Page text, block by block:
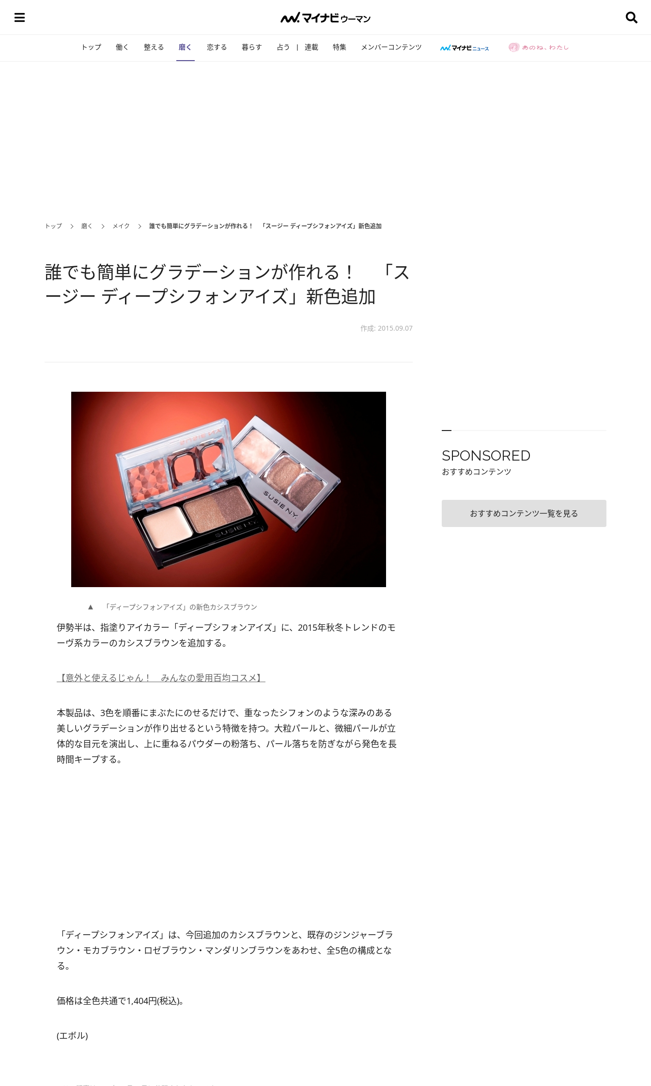
トップ 働く 整える 磨く 恋する 暮らす 占う 連載 特集 メンバーコンテンツ
トップ 磨く メイク 誰でも簡単にグラデーションが作れる！ 「スージー ディープシフォンアイズ」新色追加
誰でも簡単にグラデーションが作れる！ 「ス
ージー ディープシフォンアイズ」新色追加
作成: 2015.09.07
「ディープシフォンアイズ」の新色カシスブラウン
伊勢半は、指塗りアイカラー「ディープシフォンアイズ」に、2015年秋冬トレンドのモ
ーヴ系カラーのカシスブラウンを追加する。
【意外と使えるじゃん！ みんなの愛用百均コスメ】
本製品は、3色を順番にまぶたにのせるだけで、重なったシフォンのような深みのある
美しいグラデーションが作り出せるという特徴を持つ。大粒パールと、微細パールが立
体的な目元を演出し、上に重ねるパウダーの粉落ち、パール落ちを防ぎながら発色を長
時間キープする。
「ディープシフォンアイズ」は、今回追加のカシスブラウンと、既存のジンジャーブラ
ウン・モカブラウン・ロゼブラウン・マンダリンブラウンをあわせ、全5色の構成とな
る。
価格は全色共通で1,404円(税込)。
(エボル)
SPONSORED
おすすめコンテンツ
おすすめコンテンツ一覧を見る